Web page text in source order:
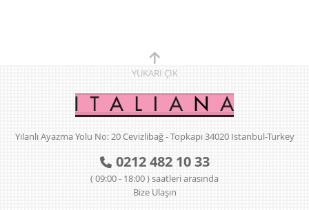
YUKARI ÇIK
Yılanlı Ayazma Yolu No: 20 Cevizlibağ - Topkapı 34020 Istanbul-Turkey
0212 482 10 33
( 09:00 - 18:00 ) saatleri arasında
Bize Ulaşın